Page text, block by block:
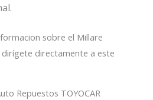
sobre el Millare
dirígete directamente a este
Repuestos TOYOCAR